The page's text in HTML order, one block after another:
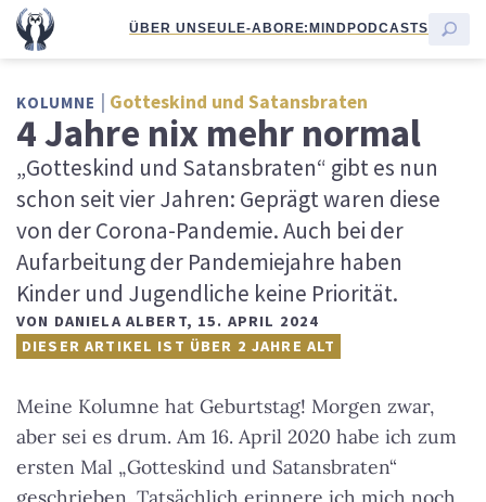
ÜBER UNSEULE-ABORE:MINDPODCASTS
KOLUMNE Gotteskind und Satansbraten
4 Jahre nix mehr normal
„Gotteskind und Satansbraten“ gibt es nun
schon seit vier Jahren: Geprägt waren diese
von der Corona-Pandemie. Auch bei der
Aufarbeitung der Pandemiejahre haben
Kinder und Jugendliche keine Priorität.
VON DANIELA ALBERT, 15. APRIL 2024
DIESER ARTIKEL IST ÜBER 2 JAHRE ALT
Meine Kolumne hat Geburtstag! Morgen zwar,
aber sei es drum. Am 16. April 2020 habe ich zum
ersten Mal „Gotteskind und Satansbraten“